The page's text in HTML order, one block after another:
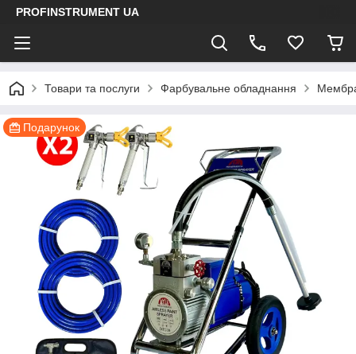
PROFINSTRUMENT UA
Товари та послуги Фарбувальне обладнання
Подарунок